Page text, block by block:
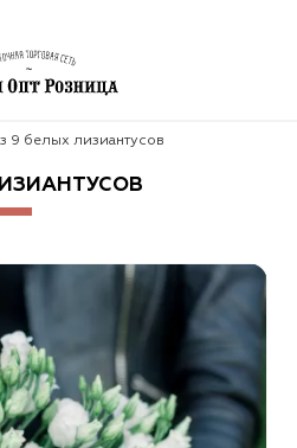
9 белых лизиантусов